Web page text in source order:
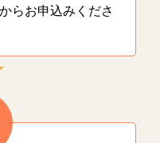
からお申込みくださ